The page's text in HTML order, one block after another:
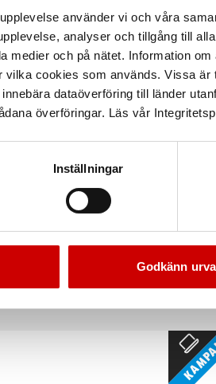
använder vi och våra
analyser och tillgång till
medier och på nätet. Information
vilka cookies som används. Vissa
dataöverföring till länder
överföringar. Läs vår
Inställningar
Godkänn
UNI